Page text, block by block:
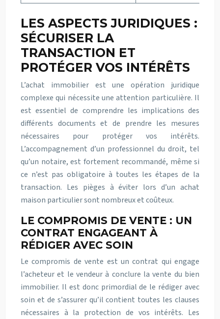
LES ASPECTS JURIDIQUES :
SÉCURISER LA
TRANSACTION ET
PROTÉGER VOS INTÉRÊTS
L’achat immobilier est une opération juridique
complexe qui nécessite une attention particulière. Il
est essentiel de comprendre les implications des
différents documents et de prendre les mesures
nécessaires pour protéger vos intérêts.
L’accompagnement d’un professionnel du droit, tel
qu’un notaire, est fortement recommandé, même si
ce n’est pas obligatoire à toutes les étapes de la
transaction. Les pièges à éviter lors d’un achat
maison particulier sont nombreux et coûteux.
LE COMPROMIS DE VENTE : UN
CONTRAT ENGAGEANT À
RÉDIGER AVEC SOIN
Le compromis de vente est un contrat qui engage
l’acheteur et le vendeur à conclure la vente du bien
immobilier. Il est donc primordial de le rédiger avec
soin et de s’assurer qu’il contient toutes les clauses
nécessaires à la protection de vos intérêts. Les